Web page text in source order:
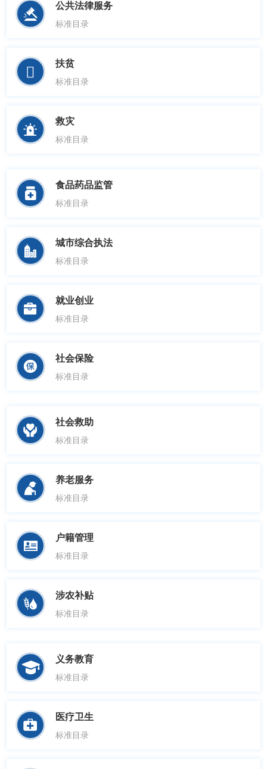
公共法律服务
标准目录

扶贫
标准目录

救灾
标准目录

食品药品监管
标准目录

城市综合执法
标准目录

就业创业
标准目录

社会保险
标准目录

社会救助
标准目录

养老服务
标准目录

户籍管理
标准目录

涉农补贴
标准目录

义务教育
标准目录

医疗卫生
标准目录
